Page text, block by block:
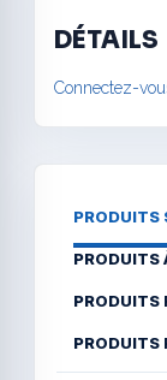
DÉTAILS
Connectez-
PRODUITS
PRODUITS
PRODUITS
PRODUITS